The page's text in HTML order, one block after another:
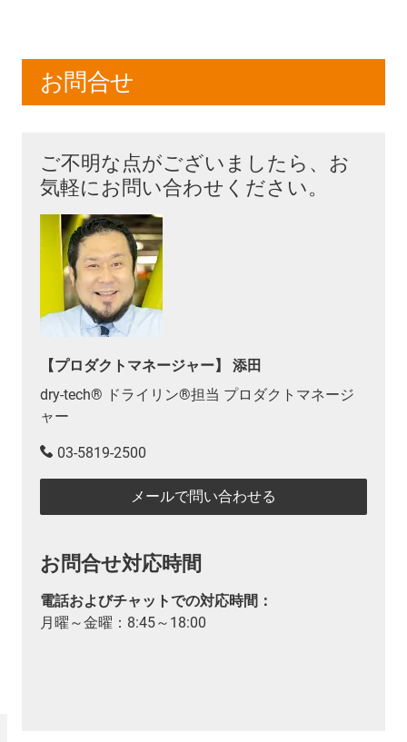
お問合せ
ご不明な点がございましたら、お
気軽にお問い合わせください。
【プロダクトマネージャー】 添田
dry-tech® ドライリン®担当 プロダクトマネージ
ャー
03-5819-2500
メールで問い合わせる
お問合せ対応時間
電話およびチャットでの対応時間：
月曜～金曜：8:45～18:00